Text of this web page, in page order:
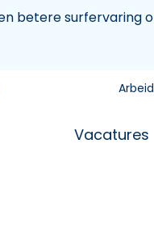
betere surfervaring
Vacatures